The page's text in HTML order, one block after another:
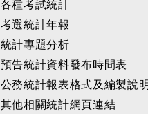
各種考試統計
考選統計年報
統計專題分析
預告統計資料發布時間表
公務統計報表格式及編製說
其他相關統計網頁連結